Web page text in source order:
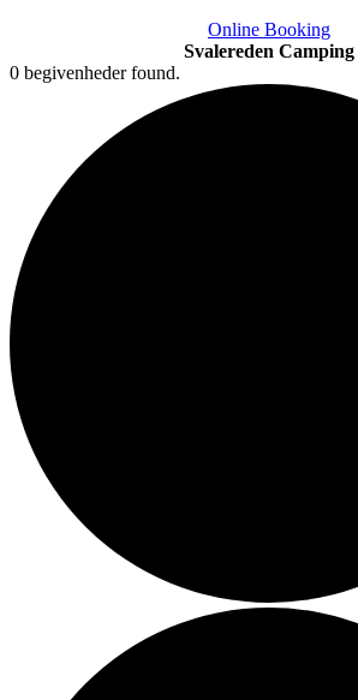
Online Booking
Svalereden Camping
0 begivenheder found.